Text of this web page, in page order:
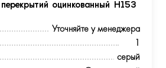
оцинкованный Н153
Уточняйте у менеджера
1
серый